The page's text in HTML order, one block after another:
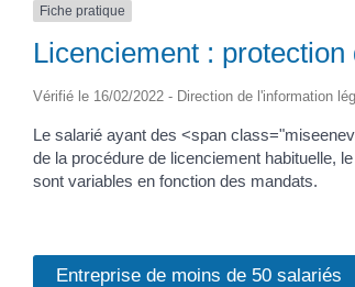
Fiche pratique
Licenciement :
Vérifié le 16/02/2022 - Direction de l'information
Le salarié ayant des <span
de la procédure de licenciement habituelle,
sont variables en fonction des mandats.
Entreprise de moins de 50 salariés